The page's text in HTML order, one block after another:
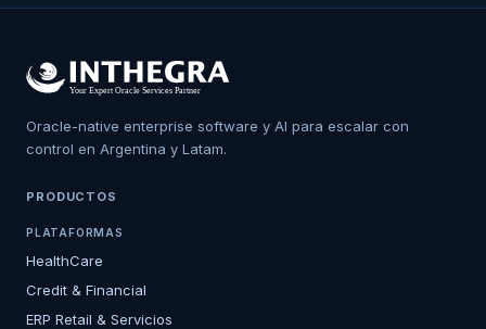
Oracle-native enterprise software y AI para escalar con
control en Argentina y Latam.
PRODUCTOS
PLATAFORMAS
HealthCare
Credit & Financial
ERP Retail & Servicios